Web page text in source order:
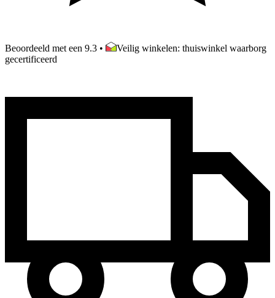
Beoordeeld met een 9.3 •
Veilig winkelen: thuiswinkel waarborg
gecertificeerd